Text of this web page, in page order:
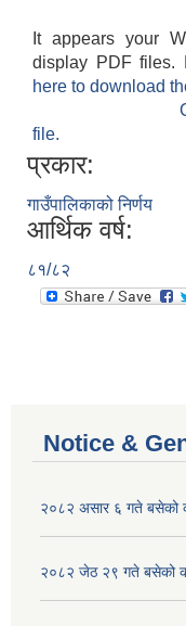
It appears your
display PDF files.
here to download
file.
प्रकार:
गाउँपालिकाको निर्णय
आर्थिक वर्ष:
८१/८२
Notice &
२०८२ असार ६ गते बसेको
२०८२ जेठ २९ गते बसेको